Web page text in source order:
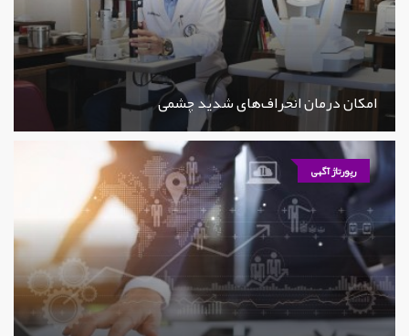
امکان درمان انحراف‌های شدید چشمی
رپورتاژ آگهی